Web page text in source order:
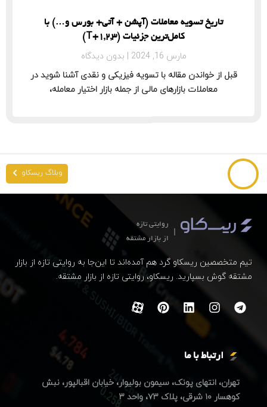
تاریخ تسویه معاملات (آپشن + آتی+ بورس و…) با
کامل‌ترین جزئیات (T+1,2,3)
مارس 16, 2024
بدون دیدگاه
قبل از خواندن مقاله با تسویه فیزیکی و نقدی آشنا شوید در
معاملات بازارهای مالی از جمله بازار اختیار معامله،
وبلاگ ریسکاو
روایتی تازه
از بازار مشتقه
تیم متخصصین ریسکاو گرد هم آمده‌اند تا این‌جا به روایتی تازه از بازار
مشتقه گوش بسپارید. ریسکاو، روایتی تازه از بازار مشتقه.
ارتباط با ما
تهران، انتهای پونک، سیمون بولیوار، خیابان اقبالپور، نبش
کوهسار ۱۰ شرقی، پلاک ۷۳، واحد ۳